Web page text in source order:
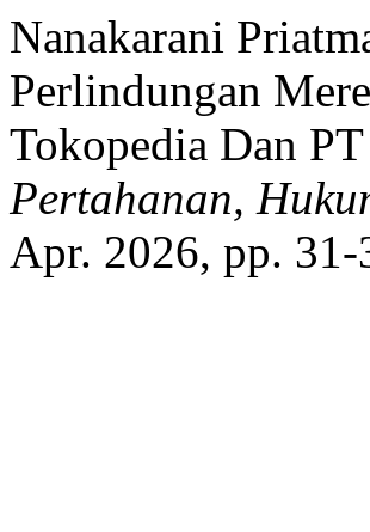
Nanakarani
Perlindungan
Tokopedia Dan
Pertahanan,
Apr. 2026, pp.